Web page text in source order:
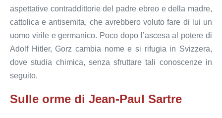
aspettative contraddittorie del padre ebreo e della madre,
cattolica e antisemita, che avrebbero voluto fare di lui un
uomo virile e germanico. Poco dopo l’ascesa al potere di
Adolf Hitler, Gorz cambia nome e si rifugia in Svizzera,
dove studia chimica, senza sfruttare tali conoscenze in
seguito.
Sulle orme di Jean-Paul Sartre